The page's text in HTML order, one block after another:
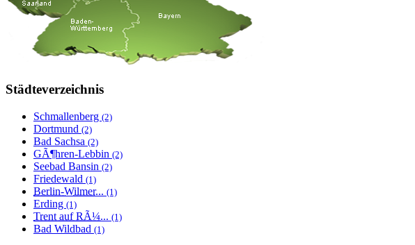
Städteverzeichnis
Schmallenberg (2)
Dortmund (2)
Bad Sachsa (2)
GÃ¶hren-Lebbin (2)
Seebad Bansin (2)
Friedewald (1)
Berlin-Wilmer... (1)
Erding (1)
Trent auf RÃ¼... (1)
Bad Wildbad (1)